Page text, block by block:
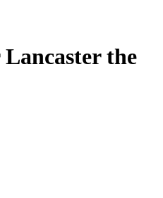
Lancaster the